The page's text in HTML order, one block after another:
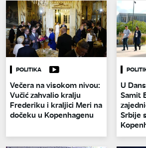
POLITIKA
Večera na visokom nivou:
Vučić zahvalio kralju
Frederiku i kraljici Meri na
dočeku u Kopenhagenu
U
Samit
Srbije